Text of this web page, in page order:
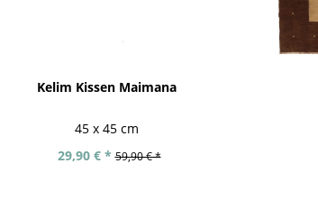
Kelim Kissen Maimana
45 x 45 cm
29,90 € * 59,90 € *